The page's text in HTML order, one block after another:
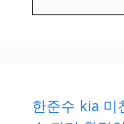
한준수 kia 미